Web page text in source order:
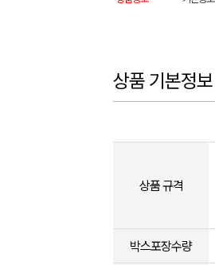
상품 기본정보
상품 규격
박스포장수량